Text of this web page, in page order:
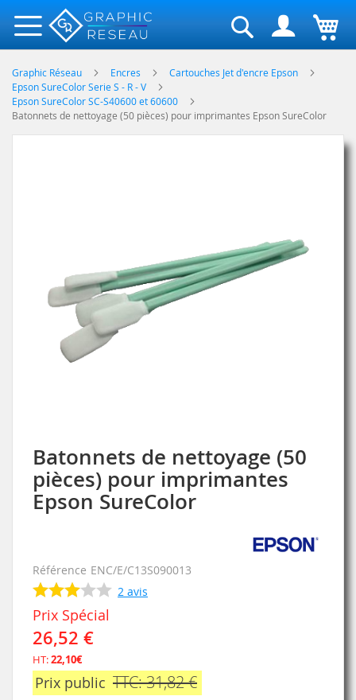
Rechercher
Graphic Réseau Encres
Cartouches Jet d'encre Epson
Epson SureColor Serie S - R - V
Epson SureColor SC-S40600 et 60600
Batonnets de nettoyage (50 pièces) pour imprimantes Epson SureColor
Batonnets de nettoyage (50
pièces) pour imprimantes
Epson SureColor
Référence ENC/E/C13S090013
2 avis
Prix Spécial
26,52 €
HT:22,10€
Prix public TTC: 31,82 €
gallery
Skip
to
the
beginning
gallery